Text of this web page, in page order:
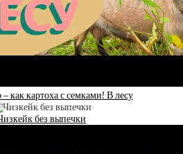
как картоха с семками! В лесу
без выпечки